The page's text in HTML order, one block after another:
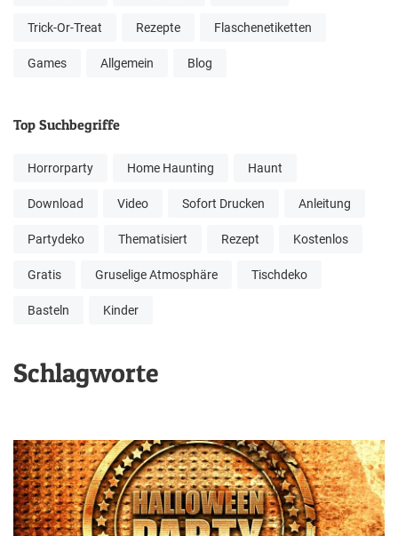
Trick-Or-Treat Rezepte Flaschenetiketten
Games Allgemein Blog
Top Suchbegriffe
Horrorparty Home Haunting Haunt
Download Video Sofort Drucken Anleitung
Partydeko Thematisiert Rezept Kostenlos
Gratis Gruselige Atmosphäre Tischdeko
Basteln Kinder
Schlagworte